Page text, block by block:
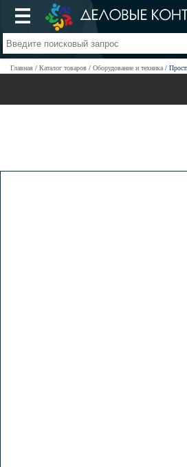
Главная Каталог товаров Оборудование и техника